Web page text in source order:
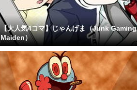
【大人気4コマ】じゃんげま（Junk Gaming
Maiden）